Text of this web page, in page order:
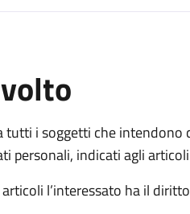
tutti i soggetti che intendono
personali, indicati agli
l’interessato ha il